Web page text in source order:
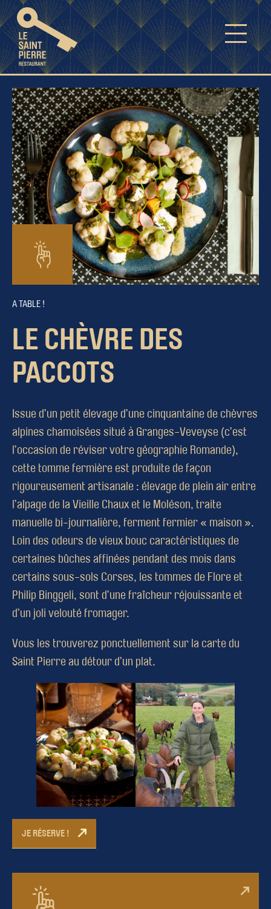
CARTES
ACCUEIL DE GROUPES
RÉSERVATION
NEWSLETTER
A TABLE !
LE CHÈVRE DES
PACCOTS
Issue d’un petit élevage d’une cinquantaine de chèvres
alpines chamoisées situé à Granges-Veveyse (c’est
l’occasion de réviser votre géographie Romande),
cette tomme fermière est produite de façon
rigoureusement artisanale : élevage de plein air entre
l’alpage de la Vieille Chaux et le Moléson, traite
manuelle bi-journalière, ferment fermier « maison ».
Loin des odeurs de vieux bouc caractéristiques de
certaines bûches affinées pendant des mois dans
certains sous-sols Corses, les tommes de Flore et
Philip Binggeli, sont d’une fraîcheur réjouissante et
d’un joli velouté fromager.
Vous les trouverez ponctuellement sur la carte du
Saint Pierre au détour d’un plat.
JE RÉSERVE !